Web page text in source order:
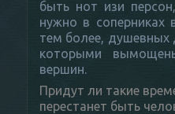
быть нот изи
нужно в соперниках
тем более, душевных
которыми
вершин.
Придут ли такие
перестанет быть